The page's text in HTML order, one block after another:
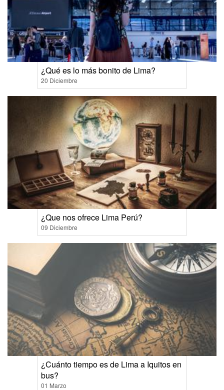
¿Qué es lo más bonito de Lima?
20 Diciembre
¿Que nos ofrece Lima Perú?
09 Diciembre
¿Cuánto tiempo es de Lima a Iquitos en
bus?
01 Marzo